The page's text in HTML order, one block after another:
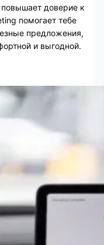
повышает доверие к
помогает тебе
предложения,
и выгодной.